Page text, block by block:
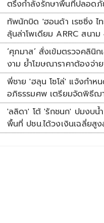
ตรึงกำลังรักษาพื้นที่ปลอด
ทัพนักบิด 'ฮอนด้า เรซซิ่ง ไ
ลุ้นล่าโพเดียม ARRC สนา
กา
‘ศุภมาส’ สั่งเข้มตรวจคลินิก
งาม ย้ำโฆษณาราคาต้องจ่า
พี่ชาย 'ฮลุน โซโล่' แจ้งกำห
อภิธรรมศพ เตรียมจัดพิธีฌ
ส.ค.
'ลลิดา' โต้ 'รักชนก' ปมงบน้
พื้นที่ ปชน.ได้วงเงินเฉลี่ยสู